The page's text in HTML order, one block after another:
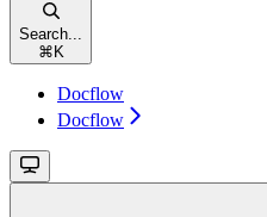
Search...
⌘ K
Docflow
Docflow